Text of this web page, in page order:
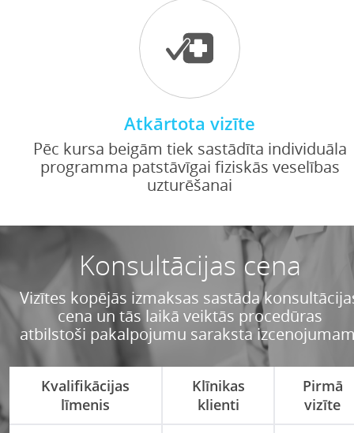
Atkārtota vizīte
Pēc kursa beigām tiek sastādīta individuāla
programma patstāvīgai fiziskās veselības
uzturēšanai
Konsultācijas cena
Vizītes kopējās izmaksas sastāda
cena un tās laikā veiktās procedūras
atbilstoši pakalpojumu saraksta
Kvalifikācijas
līmenis
Klīnikas
klienti
Pirmā
vizīte